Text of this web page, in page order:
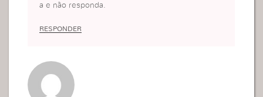
a e não responda.
RESPONDER